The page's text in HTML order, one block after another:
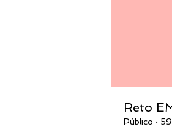
Reto
Público ·